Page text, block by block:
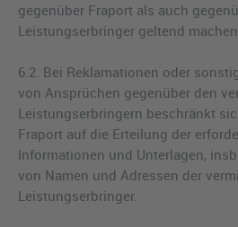
gegenüber Fraport als auch
Leistungserbringer geltend
6.2. Bei Reklamationen oder
von Ansprüchen gegenüber den
Leistungserbringern beschränkt
Fraport auf die Erteilung der
Informationen und Unterlagen,
von Namen und Adressen der
Leistungserbringer.